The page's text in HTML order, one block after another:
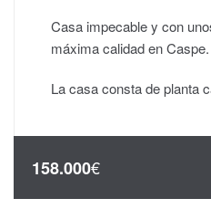
Casa impecable y con
máxima calidad en Caspe.
La casa consta de planta
158.000€